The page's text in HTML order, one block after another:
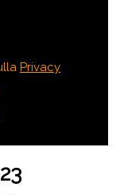
Privacy